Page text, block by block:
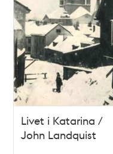
Livet i Katarina /
John Landquist